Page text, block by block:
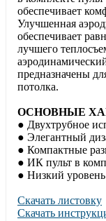
обеспечивает
Улучшенная
обеспечивает
лучшего
предназначены
потолка.
ОСНОВНЫЕ
● Двухтрубное
● Элегантный
● Компактные
● ИК пульт в
● Низкий
Скачать листовку
Скачать